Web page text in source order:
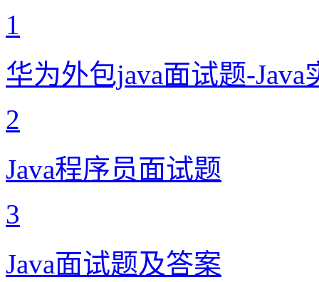
1
华为外包java面试题-
2
Java程序员面试题
3
Java面试题及答案